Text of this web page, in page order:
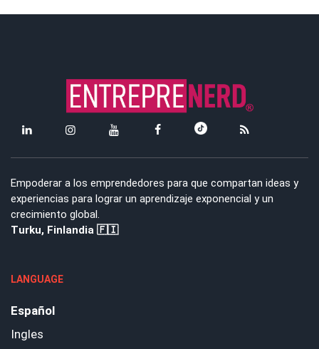
Empoderar a los emprendedores para que compartan ideas y
experiencias para lograr un aprendizaje exponencial y un
crecimiento global.
Turku, Finlandia 🇫🇮
LANGUAGE
Español
Ingles